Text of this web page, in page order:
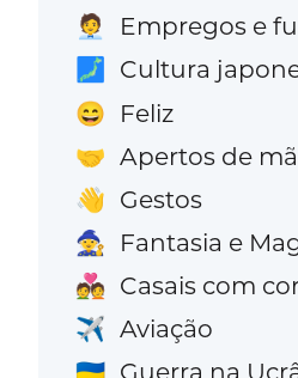
🧑‍💼 Empregos e
🗾 Cultura
😄 Feliz
🤝 Apertos de
👋 Gestos
🧙 Fantasia e
💑 Casais com
✈️ Aviação
🇺🇦 Guerra na